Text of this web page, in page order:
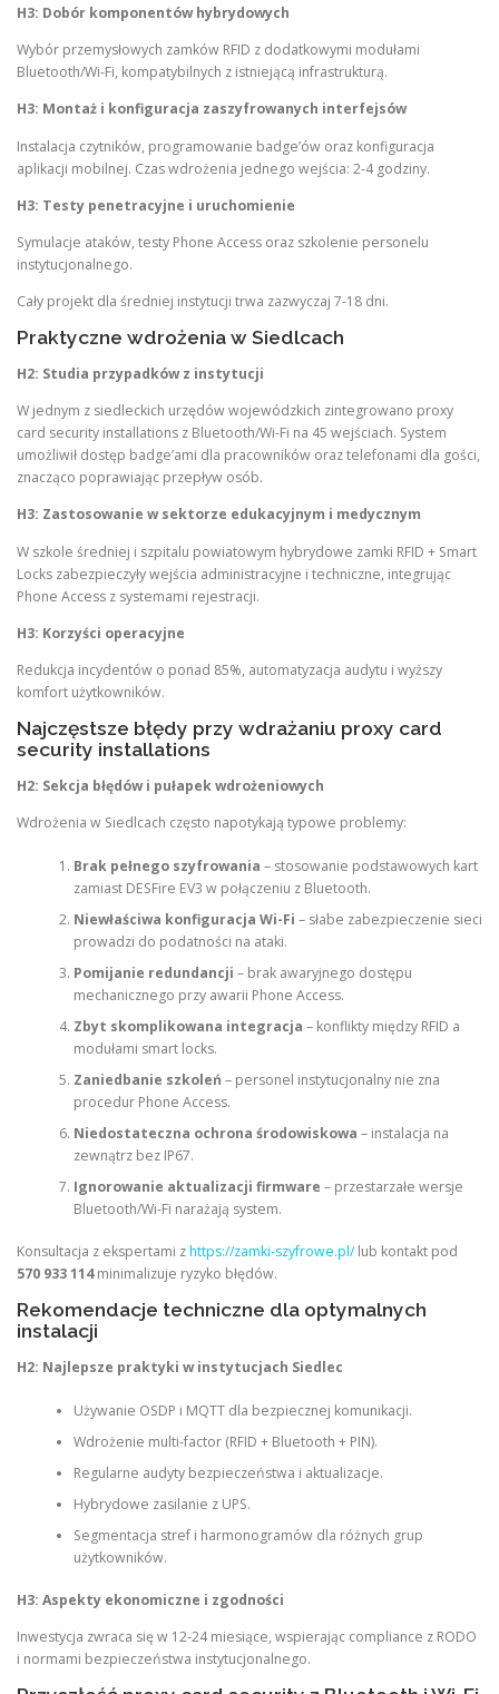
H3: Dobór komponentów hybrydowych
Wybór przemysłowych zamków RFID z dodatkowymi modułami
Bluetooth/Wi-Fi, kompatybilnych z istniejącą infrastrukturą.
H3: Montaż i konfiguracja zaszyfrowanych interfejsów
Instalacja czytników, programowanie badge’ów oraz konfiguracja
aplikacji mobilnej. Czas wdrożenia jednego wejścia: 2-4 godziny.
H3: Testy penetracyjne i uruchomienie
Symulacje ataków, testy Phone Access oraz szkolenie personelu
instytucjonalnego.
Cały projekt dla średniej instytucji trwa zazwyczaj 7-18 dni.
Praktyczne wdrożenia w Siedlcach
H2: Studia przypadków z instytucji
W jednym z siedleckich urzędów wojewódzkich zintegrowano proxy
card security installations z Bluetooth/Wi-Fi na 45 wejściach. System
umożliwił dostęp badge’ami dla pracowników oraz telefonami dla gości,
znacząco poprawiając przepływ osób.
H3: Zastosowanie w sektorze edukacyjnym i medycznym
W szkole średniej i szpitalu powiatowym hybrydowe zamki RFID + Smart
Locks zabezpieczyły wejścia administracyjne i techniczne, integrując
Phone Access z systemami rejestracji.
H3: Korzyści operacyjne
Redukcja incydentów o ponad 85%, automatyzacja audytu i wyższy
komfort użytkowników.
Najczęstsze błędy przy wdrażaniu proxy card
security installations
H2: Sekcja błędów i pułapek wdrożeniowych
Wdrożenia w Siedlcach często napotykają typowe problemy:
Brak pełnego szyfrowania – stosowanie podstawowych kart
zamiast DESFire EV3 w połączeniu z Bluetooth.
Niewłaściwa konfiguracja Wi-Fi – słabe zabezpieczenie sieci
prowadzi do podatności na ataki.
Pomijanie redundancji – brak awaryjnego dostępu
mechanicznego przy awarii Phone Access.
Zbyt skomplikowana integracja – konflikty między RFID a
modułami smart locks.
Zaniedbanie szkoleń – personel instytucjonalny nie zna
procedur Phone Access.
Niedostateczna ochrona środowiskowa – instalacja na
zewnątrz bez IP67.
Ignorowanie aktualizacji firmware – przestarzałe wersje
Bluetooth/Wi-Fi narażają system.
Konsultacja z ekspertami zhttps://zamki-szyfrowe.pl/lub kontakt pod
570 933 114minimalizuje ryzyko błędów.
Rekomendacje techniczne dla optymalnych
instalacji
H2: Najlepsze praktyki w instytucjach Siedlec
Używanie OSDP i MQTT dla bezpiecznej komunikacji.
Wdrożenie multi-factor (RFID + Bluetooth + PIN).
Regularne audyty bezpieczeństwa i aktualizacje.
Hybrydowe zasilanie z UPS.
Segmentacja stref i harmonogramów dla różnych grup
użytkowników.
H3: Aspekty ekonomiczne i zgodności
Inwestycja zwraca się w 12-24 miesiące, wspierając compliance z RODO
i normami bezpieczeństwa instytucjonalnego.